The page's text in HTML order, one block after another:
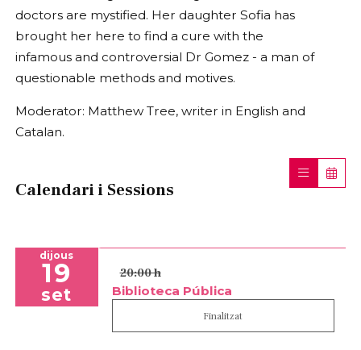
doctors are mystified. Her daughter Sofia has
brought her here to find a cure with the
infamous and controversial Dr Gomez - a man of
questionable methods and motives.
Moderator: Matthew Tree, writer in English and
Catalan.
Calendari i Sessions
dijous
19
set
20:00 h
Biblioteca Pública
Finalitzat